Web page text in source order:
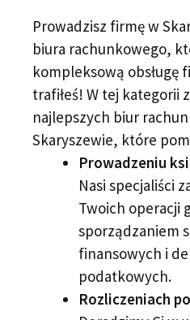
Prowadzisz firmę w
biura rachunkowego,
kompleksową obsługę
trafiłeś! W tej kategorii
najlepszych biur
Skaryszewie, które
Prowadzeniu
Nasi specjaliści
Twoich operacji
sporządzaniem
finansowych i
podatkowych.
Rozliczeniach